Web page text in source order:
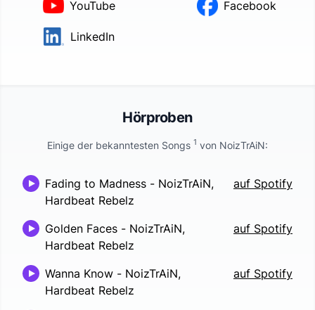
YouTube Facebook
LinkedIn
Hörproben
Einige der bekanntesten Songs 1 von NoizTrAiN:
Fading to Madness - NoizTrAiN,
Hardbeat Rebelz
auf Spotify
Golden Faces - NoizTrAiN,
Hardbeat Rebelz
auf Spotify
Wanna Know - NoizTrAiN,
Hardbeat Rebelz
auf Spotify